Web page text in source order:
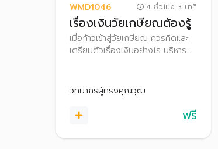
WMD1046 4 ชั่วโมง 3 นาที
เรื่องเงินวัยเกษียณต้องรู้
เมื่อก้าวเข้าสู่วัยเกษียณ ควรคิดและ
เตรียมตัวเรื่องเงินอย่างไร บริหาร
เช่น การวางแผนมรดก, ความเสี่ยง
หากอายุยืนขึ้น มาเตรียมความพร้อม
เพื่อใช้ชีวิตหลังเกษียณอย่างมีความ
วิทยากรผู้ทรงคุณวุฒิ
ฟรี